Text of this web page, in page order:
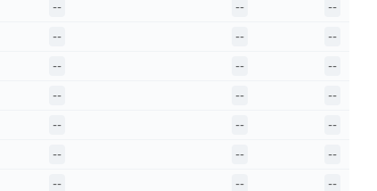
-- -- --
-- -- --
-- -- --
-- -- --
-- -- --
-- -- --
-- -- --